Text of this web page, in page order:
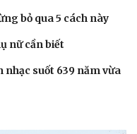
bỏ qua 5 cách này
nữ cần biết
nhạc suốt 639 năm vừa